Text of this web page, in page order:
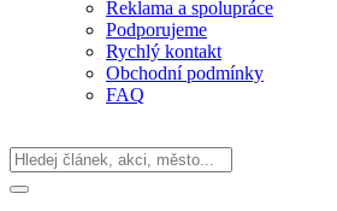
Reklama a spolupráce
Podporujeme
Rychlý kontakt
Obchodní podmínky
FAQ